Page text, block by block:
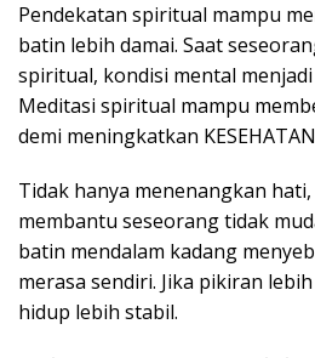
Pendekatan spiritual mampu
batin lebih damai. Saat
spiritual, kondisi mental
Meditasi spiritual mampu
demi meningkatkan
Tidak hanya menenangkan
membantu seseorang tidak
batin mendalam kadang
merasa sendiri. Jika pikiran
hidup lebih stabil.